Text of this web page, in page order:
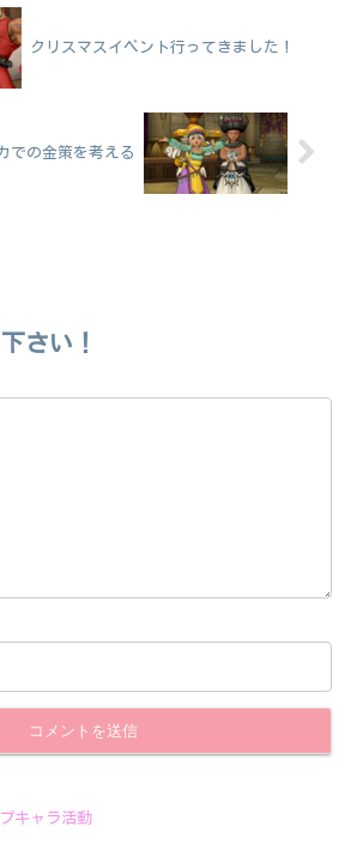
クリスマスイベント行ってきました！
での金策を考える
さい！
キャラ活動